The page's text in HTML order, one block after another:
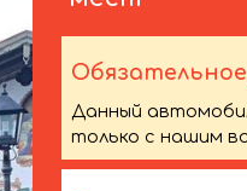
Данный
только с нашим